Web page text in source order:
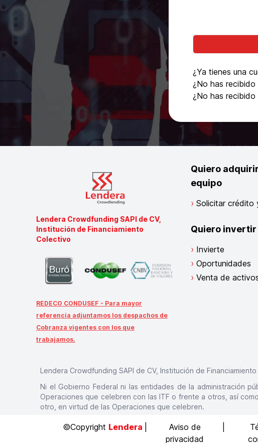
¿Ya tienes una
¿No has
¿No has recibido
Lendera Crowdfunding SAPI de CV,
Institución de Financiamiento
Colectivo
REDECO CONDUSEF - Para mayor
referencia adjuntamos los despachos de
Cobranza vigentes con los que
trabajamos.
Quiero
equipo
Solicitar crédito
Quiero invertir
Invierte
Oportunidades
Venta de
Lendera Crowdfunding SAPI de CV, Institución de
Ni el Gobierno Federal ni las entidades de la administración
Operaciones que celebren con las ITF o frente a otros, así
otro, en virtud de las Operaciones que celebren.
©Copyright Lendera
Aviso de
privacidad